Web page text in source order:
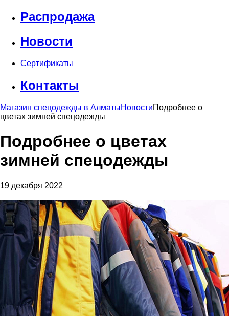
Распродажа
Новости
Сертификаты
Контакты
Магазин спецодежды в АлматыНовостиПодробнее о
цветах зимней спецодежды
Подробнее о цветах
зимней спецодежды
19 декабря 2022